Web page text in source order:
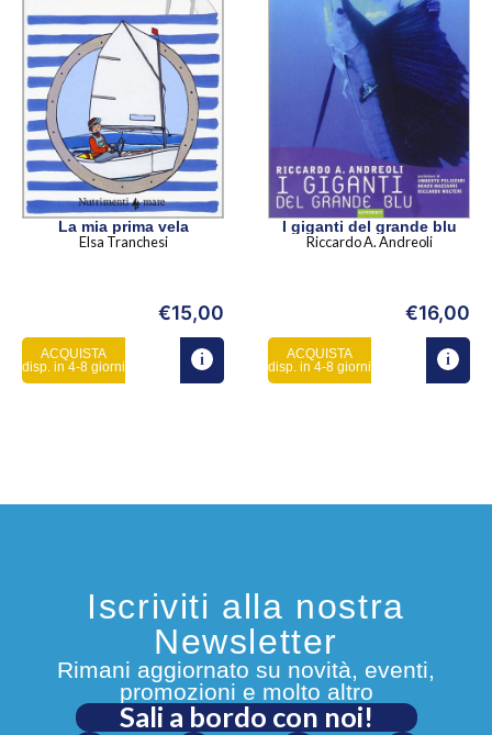
La mia prima vela
Elsa Tranchesi
€15,00
ACQUISTA
disp. in 4-8 giorni
I giganti del grande blu
Riccardo A. Andreoli
€16,00
ACQUISTA
disp. in 4-8 giorni
Iscriviti alla nostra
Newsletter
Rimani aggiornato su novità, eventi,
promozioni e molto altro
Sali a bordo con noi!